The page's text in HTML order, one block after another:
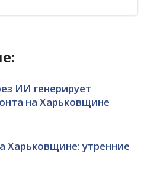
ИИ генерирует
на Харьковщине
Харьковщине: утренние